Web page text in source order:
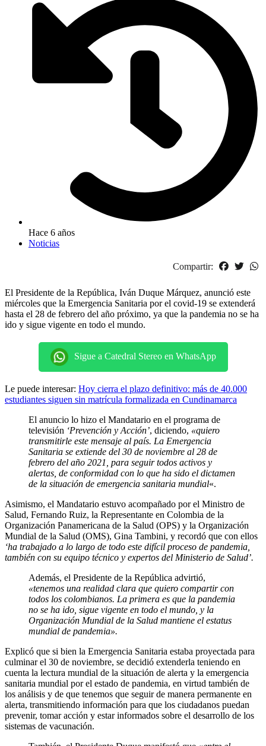
Hace 6 años
Noticias
Compartir:
El Presidente de la República, Iván Duque Márquez, anunció este
miércoles que la Emergencia Sanitaria por el covid-19 se extenderá
hasta el 28 de febrero del año próximo, ya que la pandemia no se ha
ido y sigue vigente en todo el mundo.
Sigue a Catedral Stereo en WhatsApp
Le puede interesar: Hoy cierra el plazo definitivo: más de 40.000
estudiantes siguen sin matrícula formalizada en Cundinamarca
El anuncio lo hizo el Mandatario en el programa de
televisión ‘Prevención y Acción’, diciendo, «quiero
transmitirle este mensaje al país. La Emergencia
Sanitaria se extiende del 30 de noviembre al 28 de
febrero del año 2021, para seguir todos activos y
alertas, de conformidad con lo que ha sido el dictamen
de la situación de emergencia sanitaria mundial«.
Asimismo, el Mandatario estuvo acompañado por el Ministro de
Salud, Fernando Ruiz, la Representante en Colombia de la
Organización Panamericana de la Salud (OPS) y la Organización
Mundial de la Salud (OMS), Gina Tambini, y recordó que con ellos
‘ha trabajado a lo largo de todo este difícil proceso de pandemia,
también con su equipo técnico y expertos del Ministerio de Salud’.
Además, el Presidente de la República advirtió,
«tenemos una realidad clara que quiero compartir con
todos los colombianos. La primera es que la pandemia
no se ha ido, sigue vigente en todo el mundo, y la
Organización Mundial de la Salud mantiene el estatus
mundial de pandemia».
Explicó que si bien la Emergencia Sanitaria estaba proyectada para
culminar el 30 de noviembre, se decidió extenderla teniendo en
cuenta la lectura mundial de la situación de alerta y la emergencia
sanitaria mundial por el estado de pandemia, en virtud también de
los análisis y de que tenemos que seguir de manera permanente en
alerta, transmitiendo información para que los ciudadanos puedan
prevenir, tomar acción y estar informados sobre el desarrollo de los
sistemas de vacunación.